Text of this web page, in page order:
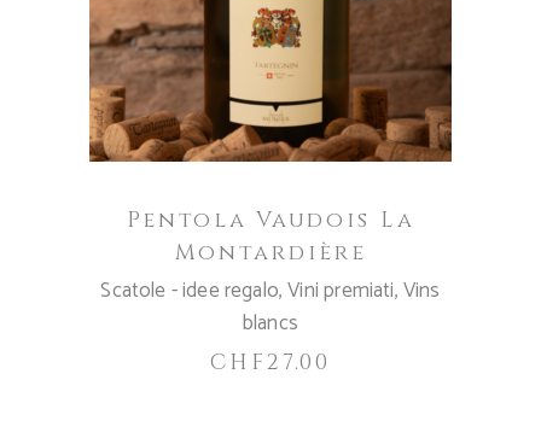
Pentola Vaudois La
Montardière
Scatole - idee regalo,Vini premiati,Vins
blancs
CHF27.00